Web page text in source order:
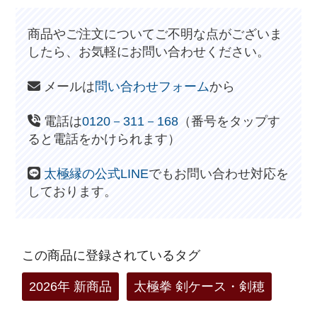
商品やご注文についてご不明な点がございま
したら、お気軽にお問い合わせください。
メールは問い合わせフォームから
電話は0120－311－168 （番号をタップす
ると電話をかけられます）
太極縁の公式LINEでもお問い合わせ対応を
しております。
この商品に登録されているタグ
2026年 新商品 太極拳 剣ケース・剣穂